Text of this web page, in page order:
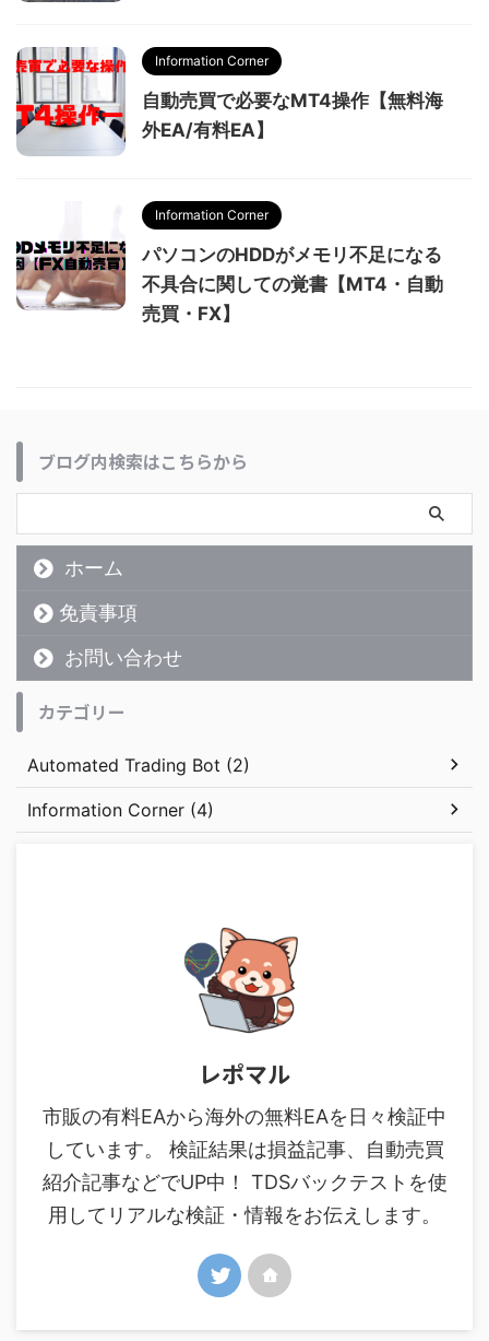
Information Corner
自動売買で必要なMT4操作【無料海
外EA/有料EA】
Information Corner
パソコンのHDDがメモリ不足になる
不具合に関しての覚書【MT4・自動
売買・FX】
ブログ内検索はこちらから
ホーム
免責事項
お問い合わせ
カテゴリー
Automated Trading Bot (2)
Information Corner (4)
レポマル
市販の有料EAから海外の無料EAを日々検証中
しています。 検証結果は損益記事、自動売買
紹介記事などでUP中！ TDSバックテストを使
用してリアルな検証・情報をお伝えします。